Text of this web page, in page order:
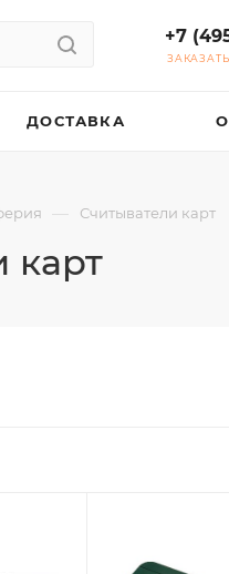
+7
ДОСТАВКА
— Считыватели карт
карт